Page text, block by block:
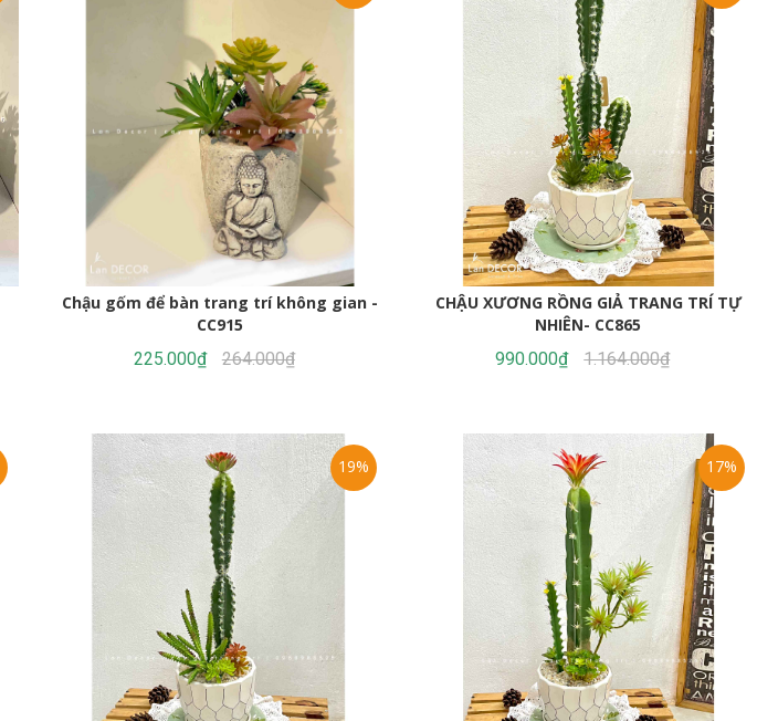
Chậu gốm để bàn trang trí không gian -
CC915
225.000₫ 264.000₫
CHẬU XƯƠNG RỒNG GIẢ TRANG TRÍ TỰ
NHIÊN- CC865
990.000₫ 1.164.000₫
19% 17%